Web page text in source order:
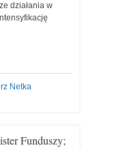
działania w
Netka
Funduszy;